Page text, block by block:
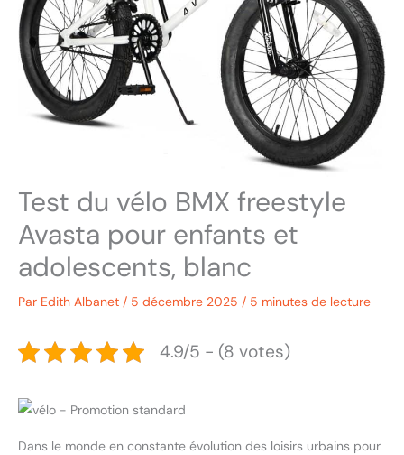
Test du vélo BMX freestyle
Avasta pour enfants et
adolescents, blanc
Par Edith Albanet / 5 décembre 2025 / 5 minutes de lecture
4.9/5 - (8 votes)
Dans le monde en constante évolution des loisirs urbains pour